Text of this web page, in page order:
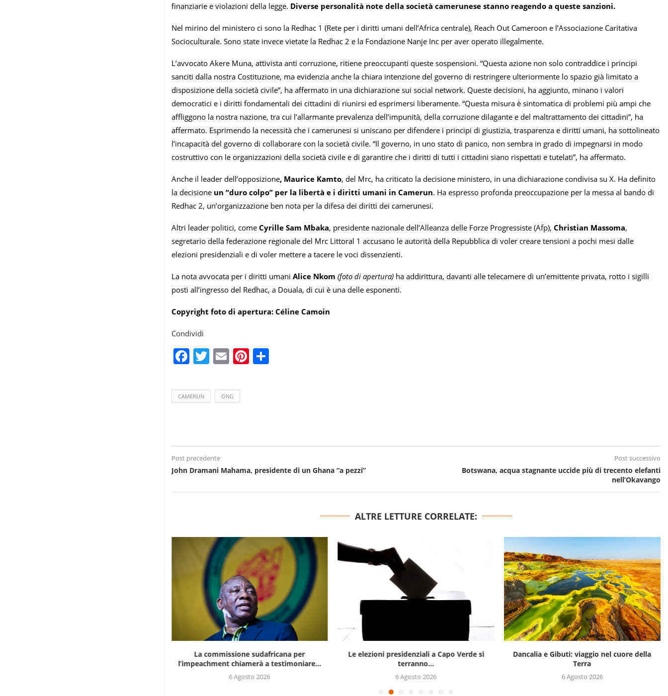
finanziarie e violazioni della legge. Diverse personalità note della società camerunese stanno reagendo a queste sanzioni.
Nel mirino del ministero ci sono la Redhac 1 (Rete per i diritti umani dell’Africa centrale), Reach Out Cameroon e l’Associazione Caritativa
Socioculturale. Sono state invece vietate la Redhac 2 e la Fondazione Nanje Inc per aver operato illegalmente.
L’avvocato Akere Muna, attivista anti corruzione, ritiene preoccupanti queste sospensioni. “Questa azione non solo contraddice i principi
sanciti dalla nostra Costituzione, ma evidenzia anche la chiara intenzione del governo di restringere ulteriormente lo spazio già limitato a
disposizione della società civile”, ha affermato in una dichiarazione sui social network. Queste decisioni, ha aggiunto, minano i valori
democratici e i diritti fondamentali dei cittadini di riunirsi ed esprimersi liberamente. “Questa misura è sintomatica di problemi più ampi che
affliggono la nostra nazione, tra cui l’allarmante prevalenza dell’impunità, della corruzione dilagante e del maltrattamento dei cittadini”, ha
affermato. Esprimendo la necessità che i camerunesi si uniscano per difendere i principi di giustizia, trasparenza e diritti umani, ha sottolineato
l’incapacità del governo di collaborare con la società civile. “Il governo, in uno stato di panico, non sembra in grado di impegnarsi in modo
costruttivo con le organizzazioni della società civile e di garantire che i diritti di tutti i cittadini siano rispettati e tutelati”, ha affermato.
Anche il leader dell’opposizione, Maurice Kamto, del Mrc, ha criticato la decisione ministero, in una dichiarazione condivisa su X. Ha definito
la decisione un “duro colpo” per la libertà e i diritti umani in Camerun. Ha espresso profonda preoccupazione per la messa al bando di
Redhac 2, un’organizzazione ben nota per la difesa dei diritti dei camerunesi.
Altri leader politici, come Cyrille Sam Mbaka, presidente nazionale dell’Alleanza delle Forze Progressiste (Afp), Christian Massoma,
segretario della federazione regionale del Mrc Littoral 1 accusano le autorità della Repubblica di voler creare tensioni a pochi mesi dalle
elezioni presidenziali e di voler mettere a tacere le voci dissenzienti.
La nota avvocata per i diritti umani Alice Nkom (foto di apertura) ha addirittura, davanti alle telecamere di un’emittente privata, rotto i sigilli
posti all’ingresso del Redhac, a Douala, di cui è una delle esponenti.
Copyright foto di apertura: Céline Camoin
Condividi
Facebook
Twitter
EmailPinterest
CAMERUN ONG
Post precedente
John Dramani Mahama, presidente di un Ghana “a pezzi”
Post successivo
Botswana, acqua stagnante uccide più di trecento elefanti
nell’Okavango
ALTRE LETTURE CORRELATE:
La commissione sudafricana per
l’impeachment chiamerà a testimoniare...
6 Agosto 2026
Le elezioni presidenziali a Capo Verde si
terranno...
6 Agosto 2026
Dancalia e Gibuti: viaggio nel cuore della
Terra
6 Agosto 2026